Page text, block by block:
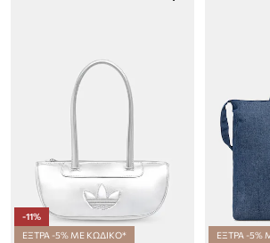
-11%
ΕΞΤΡΑ -5% ΜΕ ΚΩΔΙΚΟ*
ΕΞΤΡΑ -5%